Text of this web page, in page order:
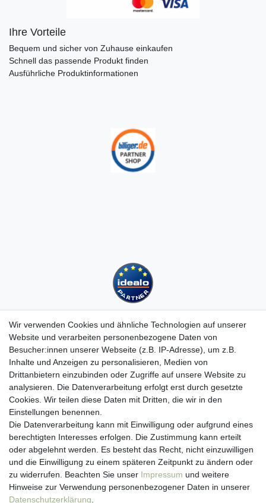
Ihre Vorteile
Bequem und sicher von Zuhause einkaufen
Schnell das passende Produkt finden
Ausführliche Produktinformationen
Kundenservice
Hotline: 07452 - 847 162 0
Kontakt
Anmelden
Registrieren
Newsletter
Versand & Lieferung
Zahlungsarten
viasalutis
Mehr zu viasalutis
Beratungscenter Haut
Wir verwenden Cookies und ähnliche Technologien auf unserer
Website und verarbeiten personenbezogene Daten von
Besucher:innen unserer Webseite (z.B. IP-Adresse), um z.B.
Inhalte und Anzeigen zu personalisieren, Medien von
Drittanbietern einzubinden oder Zugriffe auf unsere Website zu
analysieren. Die Datenverarbeitung erfolgt erst durch gesetzte
Cookies. Wir teilen diese Daten mit Dritten, die wir in den
Einstellungen benennen.
Die Datenverarbeitung kann mit Einwilligung oder aufgrund eines
berechtigten Interesses erfolgen. Die Zustimmung kann erteilt
oder abgelehnt werden. Es besteht das Recht, nicht einzuwilligen
und die Einwilligung zu einem späteren Zeitpunkt zu ändern oder
zu widerrufen. Beachten Sie unser Impressum und weitere
Hinweise zur Verwendung personenbezogener Daten in unserer
Daten­schutz­erklärung